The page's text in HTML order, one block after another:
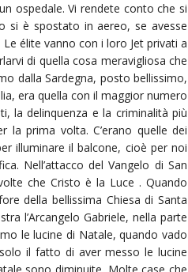
ospedale. Vi rendete conto che si
si è spostato in aereo, se avesse
élite vanno con i loro Jet privati a
di quella cosa meravigliosa che
dalla Sardegna, posto bellissimo,
era quella con il maggior numero
la delinquenza e la criminalità più
la prima volta. C’erano quelle dei
illuminare il balcone, cioè per noi
Nell’attacco del Vangelo di San
che Cristo è la Luce . Quando
della bellissima Chiesa di Santa
l’Arcangelo Gabriele, nella parte
le lucine di Natale, quando vado
il fatto di aver messo le lucine